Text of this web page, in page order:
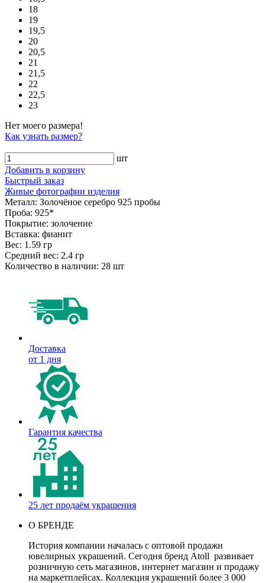
18
19
19,5
20
20,5
21
21,5
22
22,5
23
Нет моего размера!
Как узнать размер?
шт
Добавить в корзину
Быстрый заказ
Живые фотографии изделия
Металл: Золочёное серебро 925 пробы
Проба: 925*
Покрытие: золочение
Вставка: фианит
Вес: 1.59 гр
Средний вес: 2.4 гр
Количество в наличии: 28 шт
Доставка
от 1 дня
Гарантия качества
25 лет продаём украшения
О БРЕНДЕ
История компании началась с оптовой продажи
ювелирных украшений. Сегодня бренд Atoll развивает
розничную сеть магазинов, интернет магазин и продажу
на маркетплейсах. Коллекция украшений более 3 000